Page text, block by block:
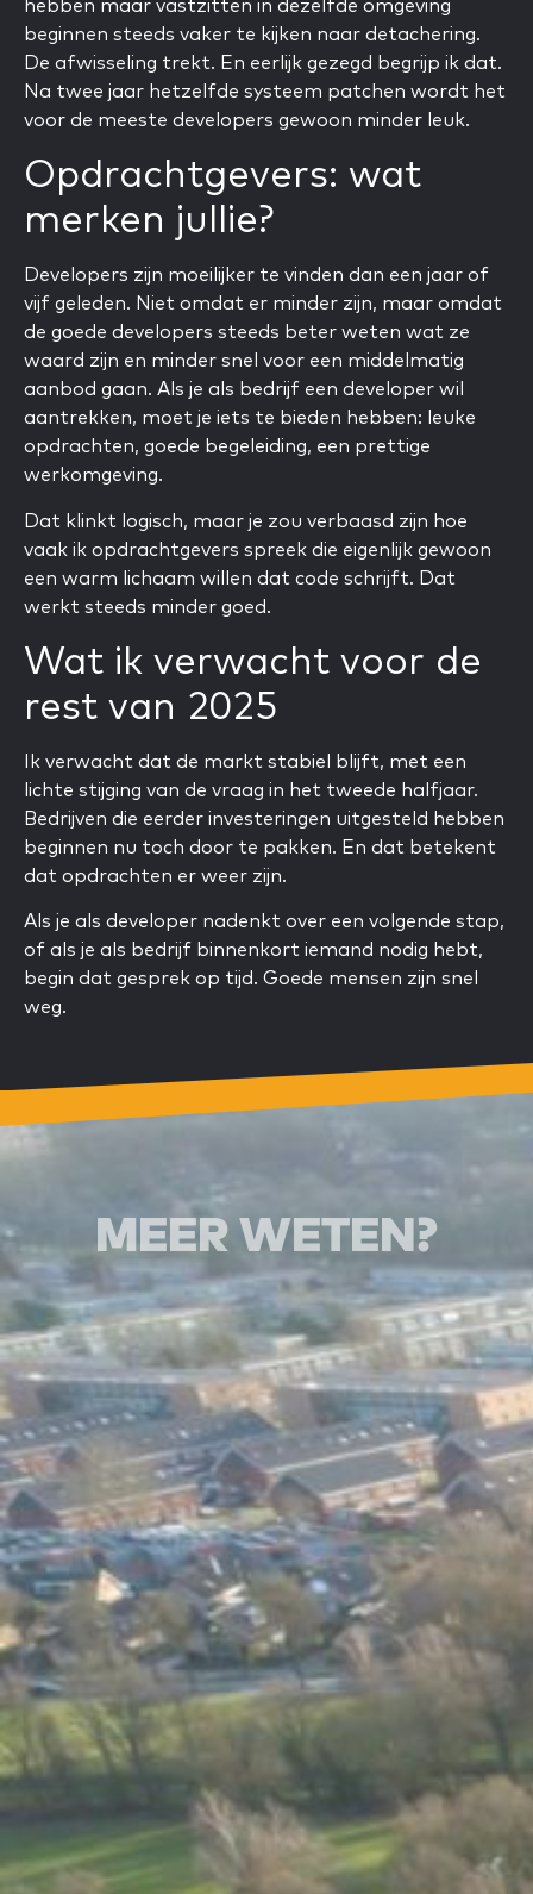
beginnen steeds vaker te kijken naar detachering.
De afwisseling trekt. En eerlijk gezegd begrijp ik dat.
Na twee jaar hetzelfde systeem patchen wordt het
voor de meeste developers gewoon minder leuk.
Opdrachtgevers: wat
merken jullie?
Developers zijn moeilijker te vinden dan een jaar of
vijf geleden. Niet omdat er minder zijn, maar omdat
de goede developers steeds beter weten wat ze
waard zijn en minder snel voor een middelmatig
aanbod gaan. Als je als bedrijf een developer wil
aantrekken, moet je iets te bieden hebben: leuke
opdrachten, goede begeleiding, een prettige
werkomgeving.
Dat klinkt logisch, maar je zou verbaasd zijn hoe
vaak ik opdrachtgevers spreek die eigenlijk gewoon
een warm lichaam willen dat code schrijft. Dat
werkt steeds minder goed.
Wat ik verwacht voor de
rest van 2025
Ik verwacht dat de markt stabiel blijft, met een
lichte stijging van de vraag in het tweede halfjaar.
Bedrijven die eerder investeringen uitgesteld hebben
beginnen nu toch door te pakken. En dat betekent
dat opdrachten er weer zijn.
Als je als developer nadenkt over een volgende stap,
of als je als bedrijf binnenkort iemand nodig hebt,
begin dat gesprek op tijd. Goede mensen zijn snel
weg.
MEER WETEN?